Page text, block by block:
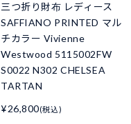
三つ折り財布 レディース
SAFFIANO PRINTED マル
チカラー Vivienne
Westwood 5115002FW
S0022 N302 CHELSEA
TARTAN
¥26,800(税込)